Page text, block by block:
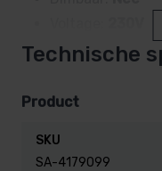
Lampvermogen:
Lengte:
Technische
Product
SKU
SA-4179099